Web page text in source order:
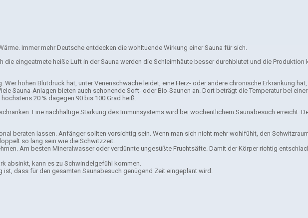
Immer mehr Deutsche entdecken die wohltuende Wirkung einer Sauna für sich.
die eingeatmete heiße Luft in der Sauna werden die Schleimhäute besser durchblutet und die
hohen Blutdruck hat, unter Venenschwäche leidet, eine Herz- oder andere chronische Erkrankung
Sauna-Anlagen bieten auch schonende Soft- oder Bio-Saunen an. Dort beträgt die Temperatur bei
20 % dagegen 90 bis 100 Grad heiß.
Eine nachhaltige Stärkung des Immunsystems wird bei wöchentlichem Saunabesuch erreicht.
beraten lassen. Anfänger sollten vorsichtig sein. Wenn man sich nicht mehr wohlfühlt, den
so lang sein wie die Schwitzzeit.
Am besten Mineralwasser oder verdünnte ungesüßte Fruchtsäfte. Damit der Körper richtig
absinkt, kann es zu Schwindelgefühl kommen.
dass für den gesamten Saunabesuch genügend Zeit eingeplant wird.